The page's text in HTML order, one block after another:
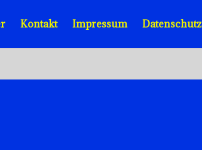
Kontakt Impressum Datenschutz